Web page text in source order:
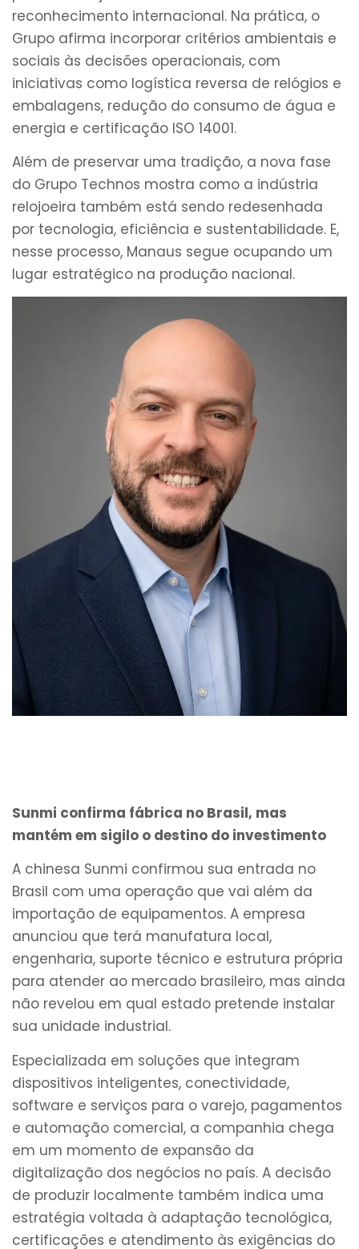
reconhecimento internacional. Na prática, o
Grupo afirma incorporar critérios ambientais e
sociais às decisões operacionais, com
iniciativas como logística reversa de relógios e
embalagens, redução do consumo de água e
energia e certificação ISO 14001.
Além de preservar uma tradição, a nova fase
do Grupo Technos mostra como a indústria
relojoeira também está sendo redesenhada
por tecnologia, eficiência e sustentabilidade. E,
nesse processo, Manaus segue ocupando um
lugar estratégico na produção nacional.
Sunmi confirma fábrica no Brasil, mas
mantém em sigilo o destino do investimento
A chinesa Sunmi confirmou sua entrada no
Brasil com uma operação que vai além da
importação de equipamentos. A empresa
anunciou que terá manufatura local,
engenharia, suporte técnico e estrutura própria
para atender ao mercado brasileiro, mas ainda
não revelou em qual estado pretende instalar
sua unidade industrial.
Especializada em soluções que integram
dispositivos inteligentes, conectividade,
software e serviços para o varejo, pagamentos
e automação comercial, a companhia chega
em um momento de expansão da
digitalização dos negócios no país. A decisão
de produzir localmente também indica uma
estratégia voltada à adaptação tecnológica,
certificações e atendimento às exigências do